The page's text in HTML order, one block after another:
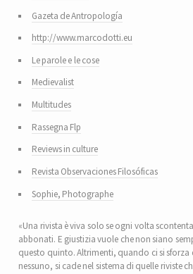
Gazeta de Antropología
http://www.marcodotti.eu
Le parole e le cose
Medievalist
Multitudes
Rassegna Flp
Reviews in culture
Revista Observaciones Filosóficas
Sophie, Photographe
«Una rivista è viva solo se ogni volta
abbonati. E giustizia vuole che non siano
questo quinto. Altrimenti, quando ci si sforza
nessuno, si cade nel sistema di quelle riviste